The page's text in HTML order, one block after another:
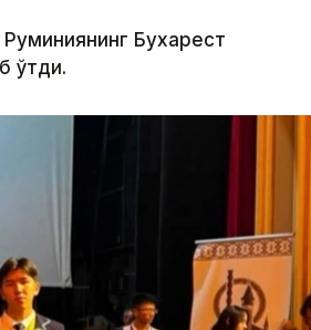
Бухарест
ўтди.